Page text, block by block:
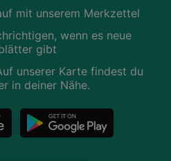
mit unserem Merkzettel
wenn es neue
gibt
unserer Karte findest du
in deiner Nähe.